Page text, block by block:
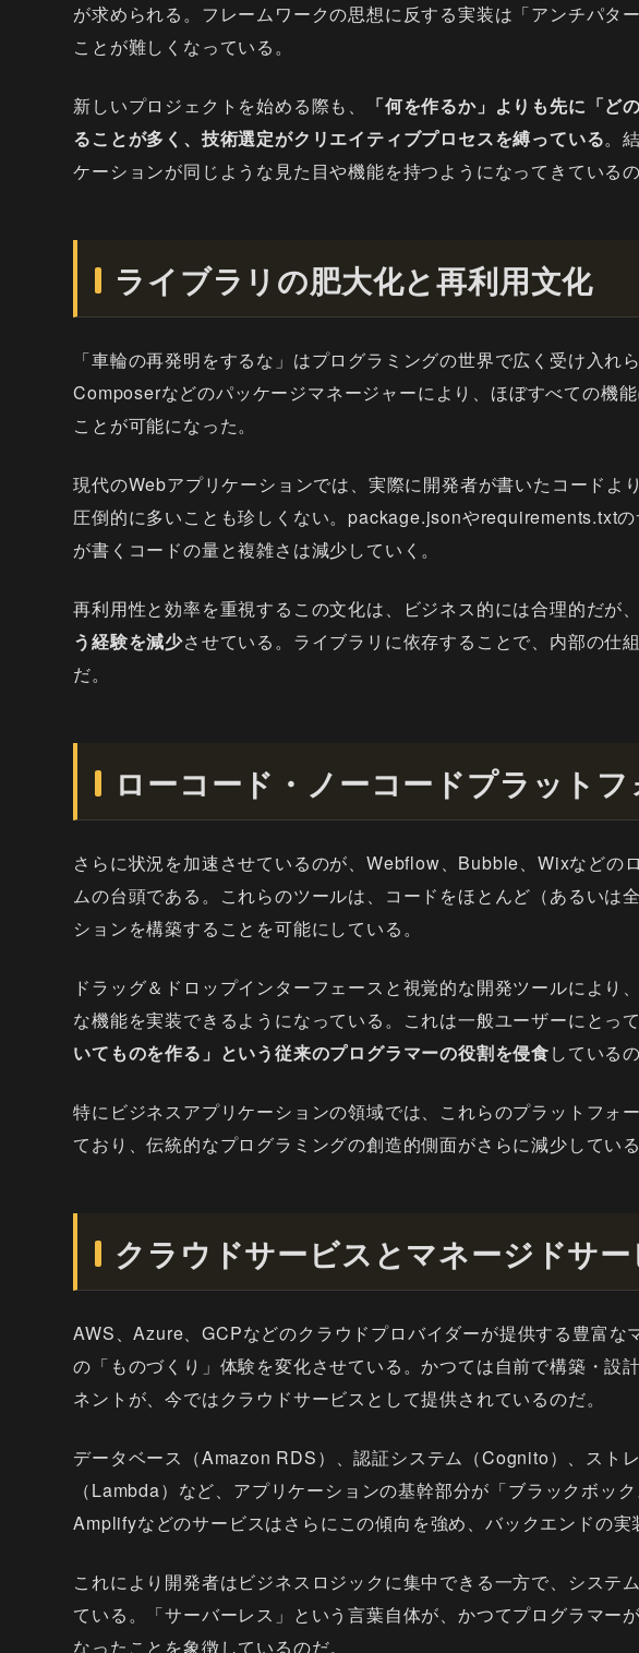
が求められる。フレームワークの思想に反する実装は「アンチパタ
ことが難しくなっている。
新しいプロジェクトを始める際も、
「何を作るか」よりも先に「ど
ることが多く、技術選定がクリエイティブプロセスを縛っている。
ケーションが同じような見た目や機能を持つようになってきているの
ライブラリの肥大化と再利用文化
「車輪の再発明をするな」はプログラミングの世界で広く受け入れ
Composerなどのパッケージマネージャーにより、ほぼすべての機
ことが可能になった。
現代のWebアプリケーションでは、実際に開発者が書いたコードよ
圧倒的に多いことも珍しくない。package.jsonやrequirements.txt
が書くコードの量と複雑さは減少していく。
再利用性と効率を重視するこの文化は、ビジネス的には合理的だが、
う経験を減少させている。ライブラリに依存することで、内部の仕
だ。
ローコード・ノーコードプラット
さらに状況を加速させているのが、Webflow、Bubble、Wixなどの
ムの台頭である。これらのツールは、コードをほとんど（あるいは
ションを構築することを可能にしている。
ドラッグ＆ドロップインターフェースと視覚的な開発ツールにより
な機能を実装できるようになっている。これは一般ユーザーにとっ
いてものを作る」という従来のプログラマーの役割を侵食しているの
特にビジネスアプリケーションの領域では、これらのプラットフォ
ており、伝統的なプログラミングの創造的側面がさらに減少している
クラウドサービスとマネージドサー
AWS、Azure、GCPなどのクラウドプロバイダーが提供する豊富な
の「ものづくり」体験を変化させている。かつては自前で構築・設
ネントが、今ではクラウドサービスとして提供されているのだ。
データベース（Amazon RDS）、認証システム（Cognito）、スト
（Lambda）など、アプリケーションの基幹部分が「ブラックボッ
Amplifyなどのサービスはさらにこの傾向を強め、バックエンドの実
これにより開発者はビジネスロジックに集中できる一方で、システ
ている。「サーバーレス」という言葉自体が、かつてプログラマー
なったことを象徴しているのだ。